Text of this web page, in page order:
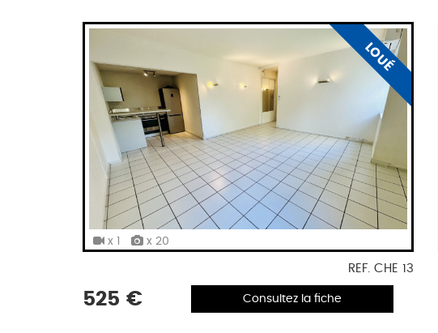
x 1 x 20
LOUÉ
REF. CHE 13
525 € Consultez la fiche